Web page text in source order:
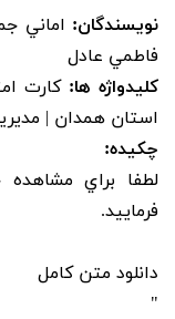
نویسندگان: اماني
فاطمي عادل
کلیدواژه ها: کارت
استان همدان |
چکیده:
فرماييد.
دانلود متن کامل
"